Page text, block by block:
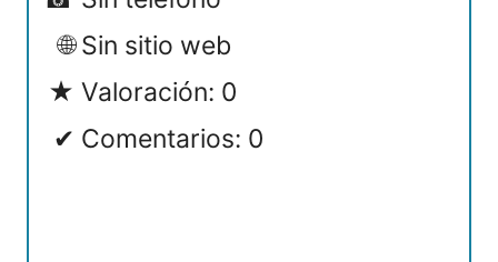
Sin sitio web
Valoración: 0
Comentarios: 0